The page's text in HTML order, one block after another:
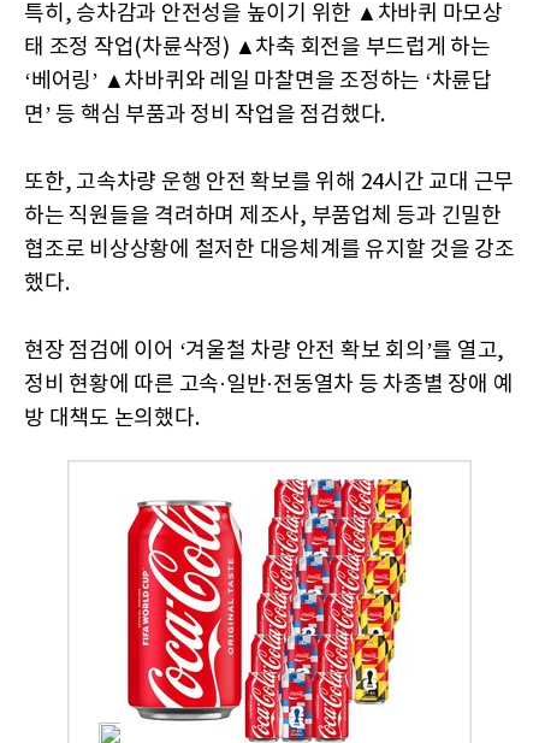
특히, 승차감과 안전성을 높이기 위한 ▲차바퀴 마모상
태 조정 작업(차륜삭정) ▲차축 회전을 부드럽게 하는
‘베어링’ ▲차바퀴와 레일 마찰면을 조정하는 ‘차륜답
면’ 등 핵심 부품과 정비 작업을 점검했다.
또한, 고속차량 운행 안전 확보를 위해 24시간 교대 근무
하는 직원들을 격려하며 제조사, 부품업체 등과 긴밀한
협조로 비상상황에 철저한 대응체계를 유지할 것을 강조
했다.
현장 점검에 이어 ‘겨울철 차량 안전 확보 회의’를 열고,
정비 현황에 따른 고속·일반·전동열차 등 차종별 장애 예
방 대책도 논의했다.